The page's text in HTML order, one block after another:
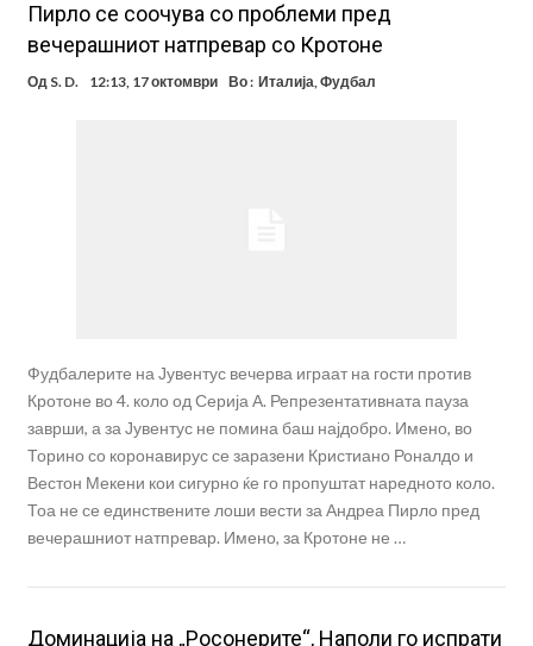
Пирло се соочува со проблеми пред
вечерашниот натпревар со Кротоне
Од S. D. 12:13, 17 октомври Во : Италија,Фудбал
Фудбалерите на Јувентус вечерва играат на гости против
Кротоне во 4. коло од Серија А. Репрезентативната пауза
заврши, а за Јувентус не помина баш најдобро. Имено, во
Торино со коронавирус се заразени Кристиано Роналдо и
Вестон Мекени кои сигурно ќе го пропуштат наредното коло.
Тоа не се единствените лоши вести за Андреа Пирло пред
вечерашниот натпревар. Имено, за Кротоне не …
Доминација на „Росонерите“, Наполи го испрати